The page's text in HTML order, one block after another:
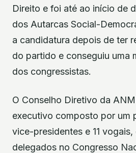
Direito e foi até ao início de
dos Autarcas Social-
a candidatura depois de ter
do partido e conseguiu uma
dos congressistas.
O Conselho Diretivo da
executivo composto por um
vice-presidentes e 11
delegados no Congresso